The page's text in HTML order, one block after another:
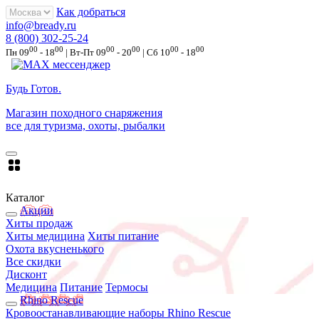
Как добраться
info@bready.ru
8 (800) 302-25-24
Пн 0900 - 1800 | Вт-Пт 0900 - 2000 | Сб 1000 - 1800
Будь Готов.
Магазин походного снаряжения
все для туризма, охоты, рыбалки
Каталог
Акции
Хиты продаж
Хиты медицина Хиты питание
Охота вкусненького
Все скидки
Дисконт
Медицина Питание Термосы
Rhino Rescue
Кровоостанавливающие наборы Rhino Rescue